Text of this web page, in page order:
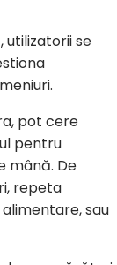
utilizatorii se
pot cere
pentru
mână. De
repeta
sau